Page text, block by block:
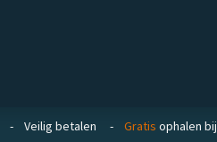
- Veilig betalen - Gratis ophalen